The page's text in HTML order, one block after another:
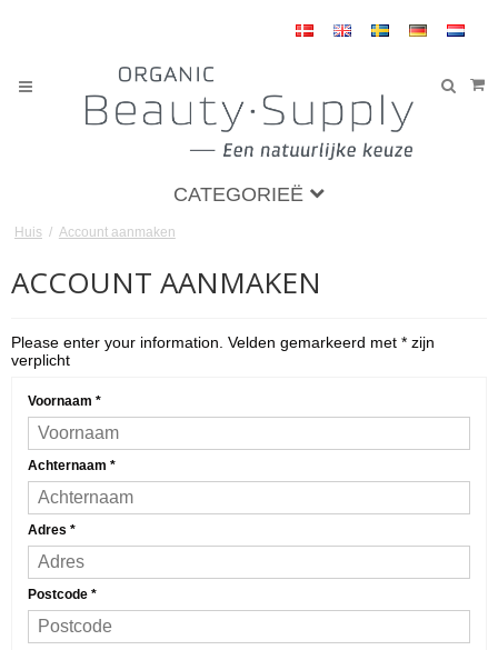
CATEGORIEË
Huis / Account aanmaken
ACCOUNT AANMAKEN
Please enter your information. Velden gemarkeerd met * zijn
verplicht
Voornaam *
Achternaam *
Adres *
Postcode *